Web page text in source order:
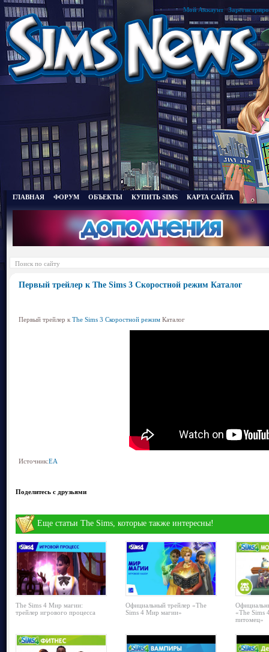
Мой Аккаунт|
ГЛАВНАЯ ФОРУМ ОБЪЕКТЫ КУПИТЬ SIMS КАРТА САЙТА
Первый трейлер к The Sims 3 Скоростной режим Каталог
Первый трейлер к The Sims 3 Скоростной режим Каталог
Источник:EA
Поделитесь с друзьями
Еще статьи The Sims, которые также интересны!
The Sims 4 Мир магии:
трейлер игрового процесса
Официальный трейлер «The
Sims 4 Мир магии»
«The Sims
питомец»